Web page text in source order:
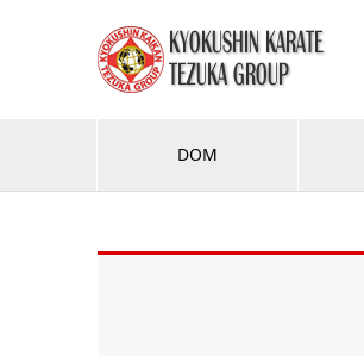
DOM